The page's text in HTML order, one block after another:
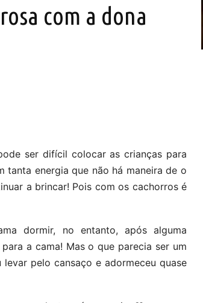
com a dona
ser difícil colocar as crianças para
tanta energia que não há maneira de o
a brincar! Pois com os cachorros é
dormir, no entanto, após alguma
a cama! Mas o que parecia ser um
pelo cansaço e adormeceu quase